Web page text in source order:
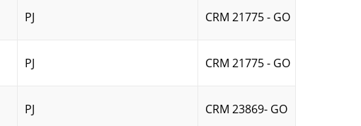
PJ CRM 21775 - GO
PJ CRM 21775 - GO
PJ CRM 23869- GO